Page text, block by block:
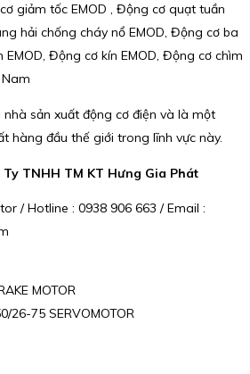
giảm tốc EMOD , Động cơ quạt tuần
hải chống cháy nổ EMOD, Động cơ ba
Động cơ kín EMOD, Động cơ chìm
nhà sản xuất động cơ điện và là một
hàng đầu thế giới trong lĩnh vực này.
TNHH TM KT Hưng Gia Phát
/ Hotline : 0938 906 663 / Email :
MOTOR
26-75 SERVOMOTOR